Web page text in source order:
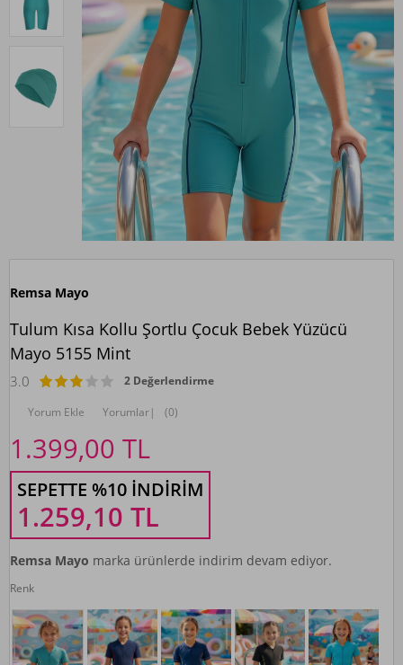
Remsa Mayo
Tulum Kısa Kollu Şortlu Çocuk Bebek Yüzücü
Mayo 5155 Mint
3.0 2 Değerlendirme
Yorum Ekle Yorumlar| (0)
1.399,00 TL
SEPETTE %10 İNDIRIM
1.259,10 TL
Remsa Mayo marka ürünlerde indirim devam ediyor.
Renk